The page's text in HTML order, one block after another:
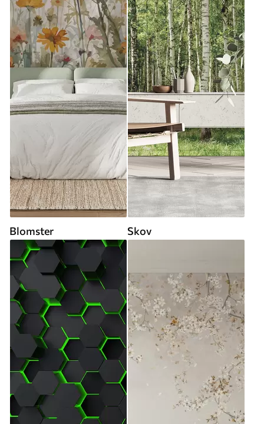
Blomster Skov